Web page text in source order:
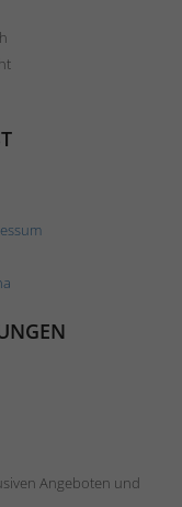
Angeboten und